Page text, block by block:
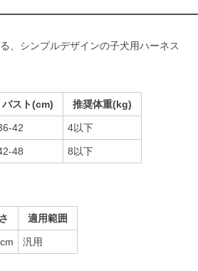
、シンプルデザインの子犬用ハーネス
バスト(cm) 推奨体重(kg)
42 4以下
48 8以下
適用範囲
汎用